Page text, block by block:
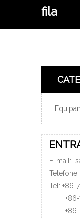
fila
E-mail:
Telefone:
Tel: +86-
+86-
+86-